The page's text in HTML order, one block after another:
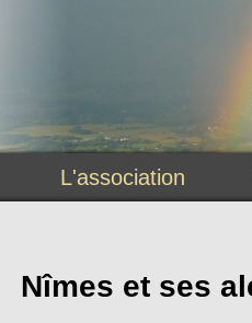
L'association
Nîmes et ses